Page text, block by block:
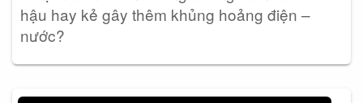
hậu hay kẻ gây thêm khủng hoảng điện –
nước?